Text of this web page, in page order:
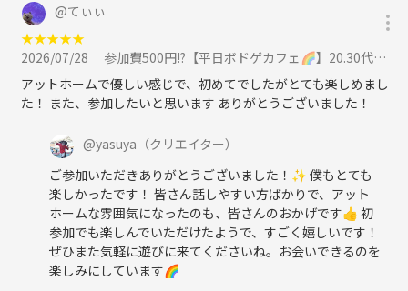
@てぃぃ
★★★★★
2026/07/28
参加費500円!?【平日ボドゲカフェ🌈】20.30代限定✨初心者多数🔰100％ルール説明👍＠池袋【第1255回】に参加
アットホームで優しい感じで、初めてでしたがとても楽しめまし
た！ また、参加したいと思います ありがとうございました！
@yasuya （クリエイター）
ご参加いただきありがとうございました！✨ 僕もとても
楽しかったです！ 皆さん話しやすい方ばかりで、アット
ホームな雰囲気になったのも、皆さんのおかげです👍 初
参加でも楽しんでいただけたようで、すごく嬉しいです！
ぜひまた気軽に遊びに来てくださいね。お会いできるのを
楽しみにしています🌈